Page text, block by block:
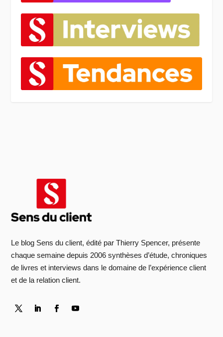
Le blog Sens du client, édité par Thierry Spencer, présente
chaque semaine depuis 2006 synthèses d’étude, chroniques
de livres et interviews dans le domaine de l’expérience client
et de la relation client.